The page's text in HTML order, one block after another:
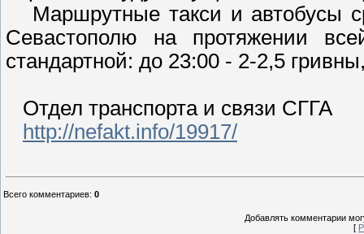
Маршрутные такси и автобусы
Севастополю на протяжении
стандартной: до 23:00 - 2-2,5
Отдел транспорта и связи СГГА
http://nefakt.info/19917/
Всего комментариев: 0
Добавлять комментарии
[